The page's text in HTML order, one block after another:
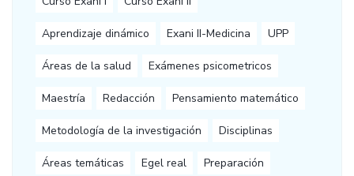
Aprendizaje dinámico Exani II-Medicina UPP
Áreas de la salud Exámenes psicometricos
Maestría Redacción Pensamiento matemático
Metodología de la investigación Disciplinas
Áreas temáticas Egel real Preparación